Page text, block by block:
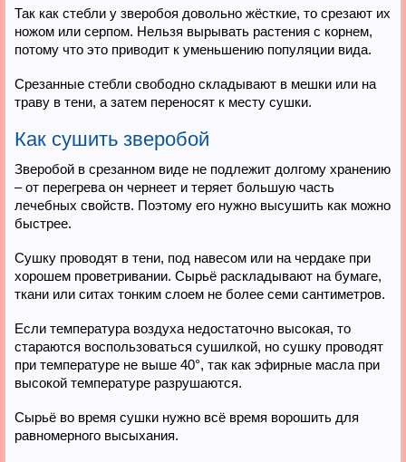
Так как стебли у зверобоя довольно жёсткие, то срезают их
ножом или серпом. Нельзя вырывать растения с корнем,
потому что это приводит к уменьшению популяции вида.
Срезанные стебли свободно складывают в мешки или на
траву в тени, а затем переносят к месту сушки.
Как сушить зверобой
Зверобой в срезанном виде не подлежит долгому хранению
– от перегрева он чернеет и теряет большую часть
лечебных свойств. Поэтому его нужно высушить как можно
быстрее.
Сушку проводят в тени, под навесом или на чердаке при
хорошем проветривании. Сырьё раскладывают на бумаге,
ткани или ситах тонким слоем не более семи сантиметров.
Если температура воздуха недостаточно высокая, то
стараются воспользоваться сушилкой, но сушку проводят
при температуре не выше 40°, так как эфирные масла при
высокой температуре разрушаются.
Сырьё во время сушки нужно всё время ворошить для
равномерного высыхания.